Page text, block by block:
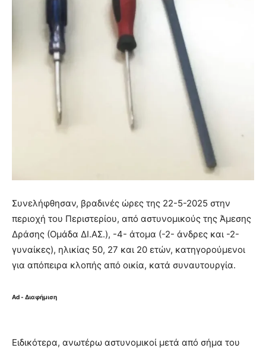
Συνελήφθησαν, βραδινές ώρες της 22-5-2025 στην
περιοχή του Περιστερίου, από αστυνομικούς της Άμεσης
Δράσης (Ομάδα ΔΙ.ΑΣ.), -4- άτομα (-2- άνδρες και -2-
γυναίκες), ηλικίας 50, 27 και 20 ετών, κατηγορούμενοι
για απόπειρα κλοπής από οικία, κατά συναυτουργία.
Ad - Διαφήμιση
Ειδικότερα, ανωτέρω αστυνομικοί μετά από σήμα του